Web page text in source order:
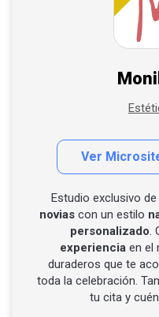
Ver
Estudio exclusivo de
noviascon un estilo
personalizado.
experiencia en el
duraderos que te
toda la celebración.
tu cita y